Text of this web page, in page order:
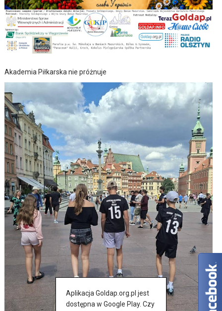
Akademia Piłkarska nie próżnuje
Aplikacja Goldap.org.pl jest
dostępna w Google Play. Czy